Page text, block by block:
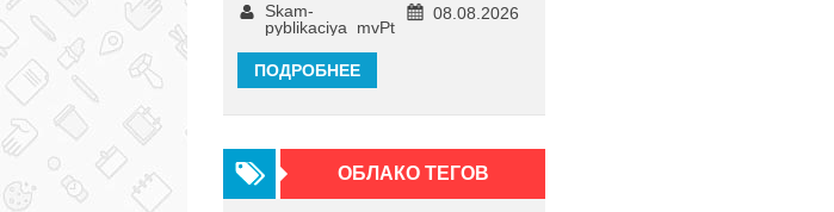
08.08.2026
Skam-
pyblikaciya_mvPt
ПОДРОБНЕЕ
ОБЛАКО ТЕГОВ